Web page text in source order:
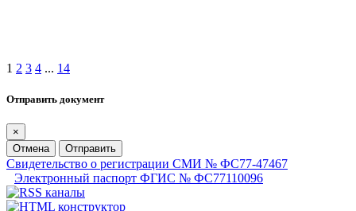
1 2 3 4 ... 14
Отправить документ
×
Отмена
Отправить
Свидетельство о регистрации СМИ № ФС77-47467
Электронный паспорт ФГИС № ФС77110096